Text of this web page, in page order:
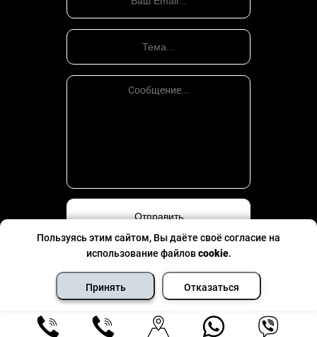
Политика конфиденциальности
©Все права защищены- 2026
Пользуясь этим сайтом, Вы даёте своё согласие на
использование файловcookie.
Принять Отказаться